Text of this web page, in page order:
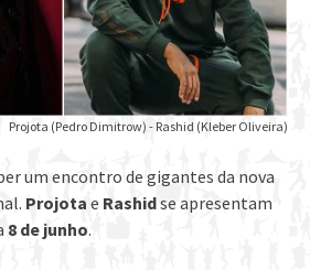
Projota (Pedro Dimitrow) - Rashid (Kleber Oliveira)
um encontro de gigantes da nova
Projota e Rashidse apresentam
8 de junho.